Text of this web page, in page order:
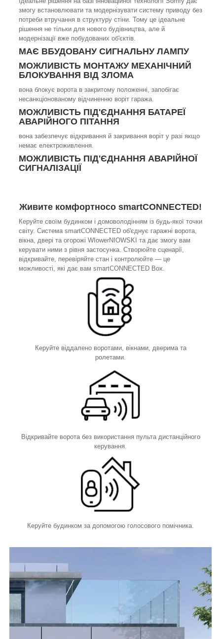
змогу встановлювати та модернізувати систему приводу без
потреби втручання в структуру стіни. Тому це ідеальне
рішення не тільки для нового будівництва, але й
модернізації вже побудованих об'єктів.
МАЄ ВБУДОВАНУ СИГНАЛЬНУ ЛАМПУ
МОЖЛИВІСТЬ МОНТАЖУ МЕХАНІЧНИЙ
БЛОКУВАННЯ ВІД ЗЛОМА
вона блокує ворота в закритому положенні, запобігає
несанкціонованому відчиненню воріт гаража.
МОЖЛИВІСТЬ ПІД'ЄДНАННЯ БАТАРЕЇ
АВАРІЙНОГО ПІТАННЯ
вона забезпечує відкривання й закривання воріт у разі якщо
немає електроживлення.
МОЖЛИВІСТЬ ПІД'ЄДНАННЯ АВАРІЙНОЇ
СИГНАЛІЗАЦІЇ
Живите комфортносо smartCONNECTED!
Керуйте своїм будинком і домоволодінням із будь-якої точки
світу. Система smartCONNECTED об'єднує гаражні ворота,
вікна, двері та огорожі WIowerNIOWSKI та дає змогу вам
керувати ними з рівня застосунка. Створюйте сценарії,
відкривайте, перевіряйте стан і контролюйте — це
можливості, які дає вам smartCONNECTED Box.
Керуйте віддалено воротами, вікнами, дверима та
ролетами.
Відкривайте ворота без використання пульта дистанційного
керування.
Керуйте будинком за допомогою голосового помічника.